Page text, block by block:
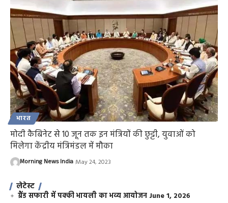
भारत
मोदी कैबिनेट से 10 जून तक इन मंत्रियों की छुट्टी, युवाओं को
मिलेगा केंद्रीय मंत्रिमंडल में मौका
Morning News India May 24, 2023
लेटेस्ट
ग्रैंड सफारी में पक्की भायली का भव्य आयोजन June 1, 2026